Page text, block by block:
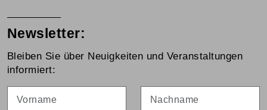
Newsletter:
Bleiben Sie über Neuigkeiten und Veranstaltungen
informiert: